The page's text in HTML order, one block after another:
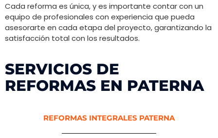
Cada reforma es única, y es importante contar con un
equipo de profesionales con experiencia que pueda
asesorarte en cada etapa del proyecto, garantizando la
satisfacción total con los resultados.
SERVICIOS DE
REFORMAS EN PATERNA
REFORMAS INTEGRALES PATERNA